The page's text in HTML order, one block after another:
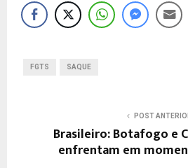
FGTS SAQUE
POST
Brasileiro: Botafogo e
enfrentam em